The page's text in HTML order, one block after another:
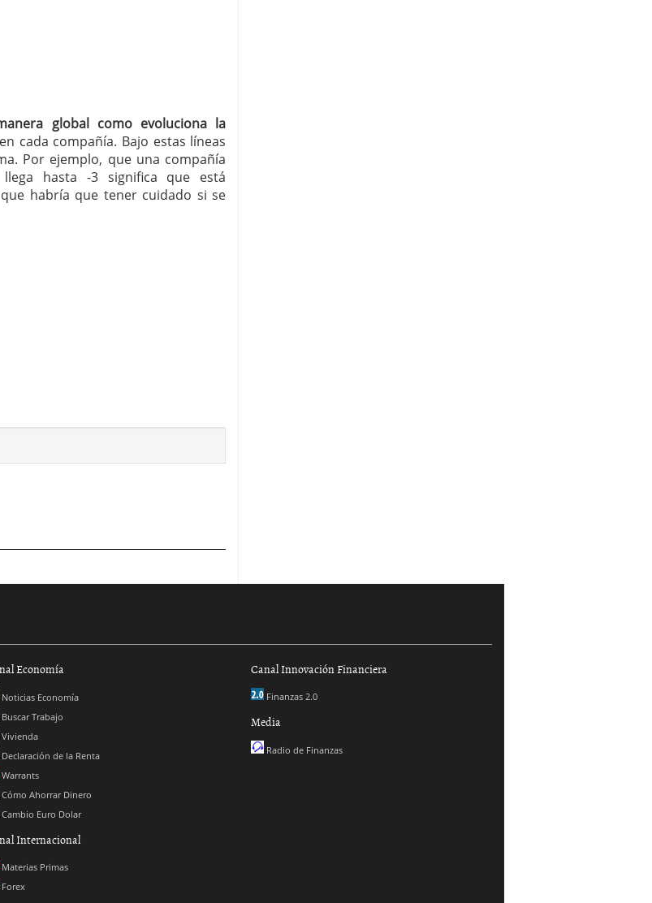
global como evoluciona la
en cada compañía. Bajo estas líneas
Por ejemplo, que una compañía
hasta -3 significa que está
habría que tener cuidado si se
Economía
Economía
Buscar Trabajo
Vivienda
Declaración de la Renta
Warrants
Cómo Ahorrar Dinero
Cambio Euro Dolar
Internacional
Primas
Forex
Canal Innovación Financiera
Finanzas 2.0
Media
Radio de Finanzas